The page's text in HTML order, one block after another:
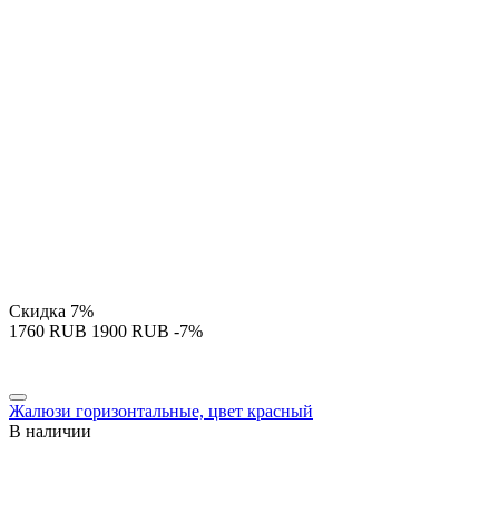
Скидка 7%
‍1760‍ RUB ‍1900‍ RUB -7%
Жалюзи горизонтальные, цвет красный
В наличии